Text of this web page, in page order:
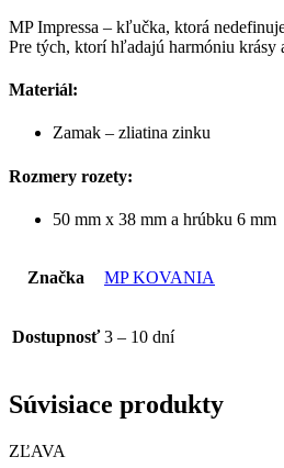
MP Impressa – kľučka, ktorá
Pre tých, ktorí hľadajú harmóniu krásy
Materiál:
Zamak – zliatina zinku
Rozmery rozety:
50 mm x 38 mm a hrúbku 6 mm
Značka MP KOVANIA
Dostupnosť 3 – 10 dní
Súvisiace produkty
ZĽAVA